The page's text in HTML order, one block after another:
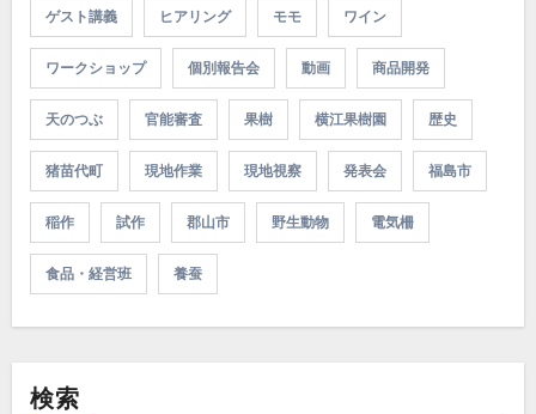
ゲスト講義 ヒアリング モモ ワイン
ワークショップ 個別報告会 動画 商品開発
天のつぶ 官能審査 果樹 横江果樹園 歴史
猪苗代町 現地作業 現地視察 発表会 福島市
稲作 試作 郡山市 野生動物 電気柵
食品・経営班 養蚕
検索